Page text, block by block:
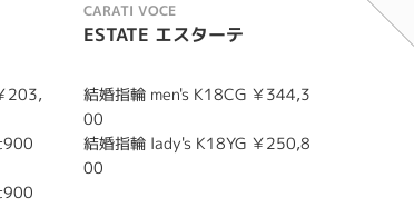
203,
CARATI VOCE
ESTATE エスターテ
結婚指輪 men's K18CG ￥344,3
00
結婚指輪 lady's K18YG ￥250,8
00
CARATI
CWB-